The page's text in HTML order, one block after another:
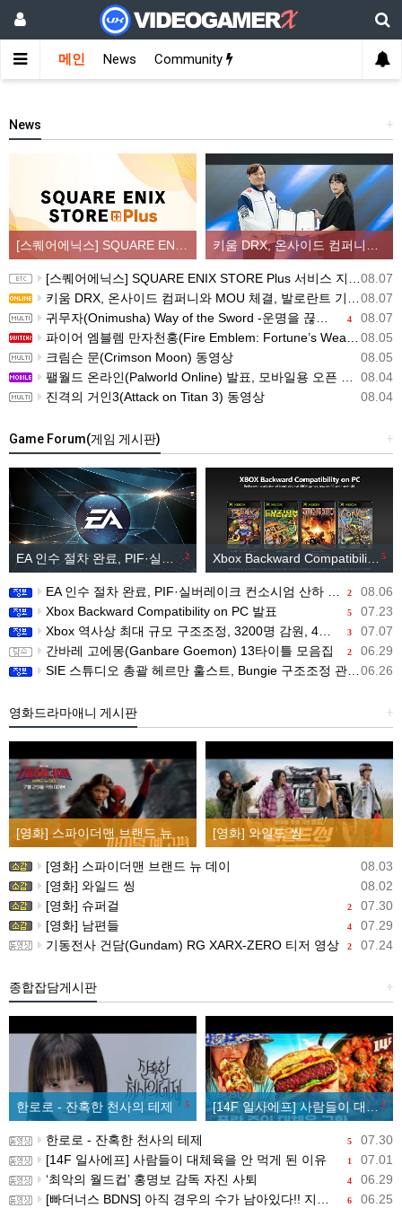
메인 News Community
+
News
키움 DRX, 온사이드 컴퍼니와 MOU 체결, 발로란트 기반 콘텐츠 생태계 확장
08.07
[스퀘어에닉스] SQUARE ENIX STORE Plus 서비스 지역 확대, 인기 신상품 라인업 순차적 입고
08.07
키움 DRX, 온사이드 컴퍼니와 MOU 체결, 발로란트 기반 콘텐츠 생태계 확장
4 08.07
귀무자(Onimusha) Way of the Sword -운명을 끊는 자 트레일러
08.05
파이어 엠블렘 만자천홍(Fire Emblem: Fortune’s Weave) 스크린샷과 동영상(한국어 자막)
08.05
크림슨 문(Crimson Moon) 동영상
08.04
팰월드 온라인(Palworld Online) 발표, 모바일용 오픈 월드 멀티플레이 생존 크래프트
08.04
진격의 거인3(Attack on Titan 3) 동영상
+
Game Forum(게임 게시판)
2
EA 인수 절차 완료, PIF·실버레이크 컨소시엄 산하 편입 5
Xbox Backward Compatibility on PC 발표
2 08.06
EA 인수 절차 완료, PIF·실버레이크 컨소시엄 산하 편입
5 07.23
Xbox Backward Compatibility on PC 발표
3 07.07
Xbox 역사상 최대 규모 구조조정, 3200명 감원, 4개 스튜디오 분리
2 06.29
간바레 고에몽(Ganbare Goemon) 13타이틀 모음집
06.26
SIE 스튜디오 총괄 헤르만 훌스트, Bungie 구조조정 관련 직원 메시지 공개
+
영화드라마애니 게시판
[영화] 와일드 씽
08.03
[영화] 스파이더맨 브랜드 뉴 데이
08.02
[영화] 와일드 씽
2 07.30
[영화] 슈퍼걸
4 07.29
[영화] 남편들
2 07.24
기동전사 건담(Gundam) RG XARX-ZERO 티저 영상
+
종합잡담게시판
5
한로로 - 잔혹한 천사의 테제 1
[14F 일사에프] 사람들이 대체육을 안 먹게 된 이유
5 07.30
한로로 - 잔혹한 천사의 테제
1 07.01
[14F 일사에프] 사람들이 대체육을 안 먹게 된 이유
4 06.29
‘최악의 월드컵’ 홍명보 감독 자진 사퇴
6 06.25
[빠더너스 BDNS] 아직 경우의 수가 남아있다!! 지금부터 시작이야!!